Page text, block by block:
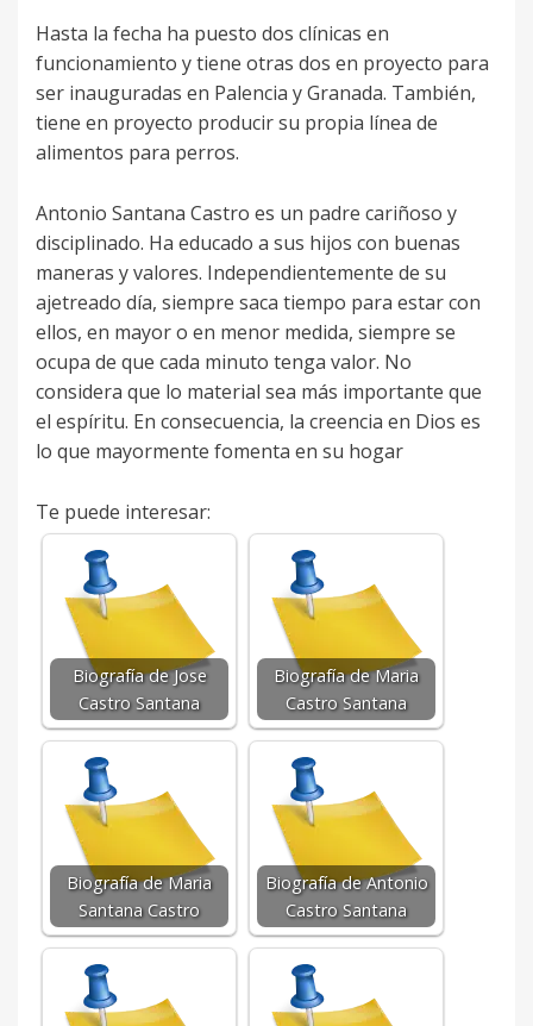
Hasta la fecha ha puesto dos clínicas en
funcionamiento y tiene otras dos en proyecto para
ser inauguradas en Palencia y Granada. También,
tiene en proyecto producir su propia línea de
alimentos para perros.
Antonio Santana Castro es un padre cariñoso y
disciplinado. Ha educado a sus hijos con buenas
maneras y valores. Independientemente de su
ajetreado día, siempre saca tiempo para estar con
ellos, en mayor o en menor medida, siempre se
ocupa de que cada minuto tenga valor. No
considera que lo material sea más importante que
el espíritu. En consecuencia, la creencia en Dios es
lo que mayormente fomenta en su hogar
Te puede interesar:
Biografía de Jose
Castro Santana
Biografía de Maria
Castro Santana
Biografía de Maria
Santana Castro
Biografía de Antonio
Castro Santana